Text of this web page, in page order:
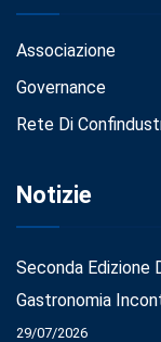
Associazione
Governance
Rete Di
Notizie
Seconda Edizione
Gastronomia
29/07/2026